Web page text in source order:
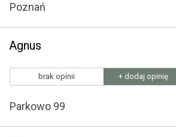
Poznań
Agnus
brak opinii + dodaj opinię
Parkowo 99